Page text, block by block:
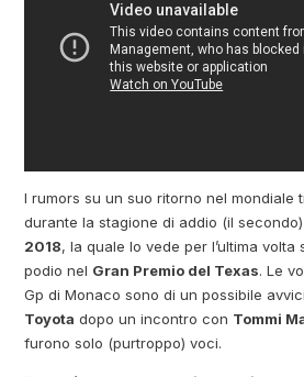
I rumors su un suo ritorno nel mondiale
durante la stagione di addio (il
2018, la quale lo vede per l’ultima
podio nel Gran Premio del Texas. Le
Gp di Monaco sono di un possibile
Toyota dopo un incontro con Tommi
furono solo (purtroppo) voci.